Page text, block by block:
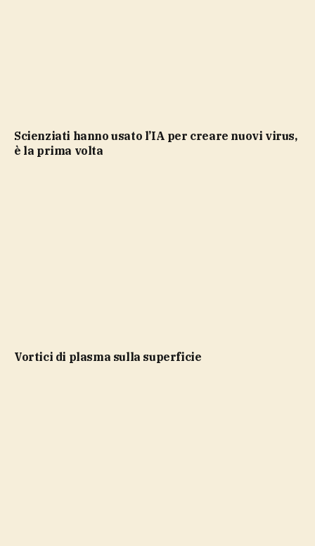
Scienziati hanno usato l’IA per creare nuovi virus,
è la prima volta
vortici di plasma sulla superficie